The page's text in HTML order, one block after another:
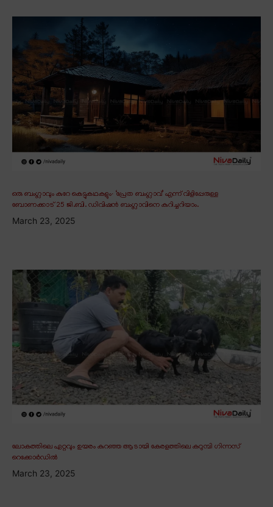
ഒരു ബംഗ്ലാവും കുറേ കെട്ടുകഥകളും∙ ‘പ്രേത ബംഗ്ലാവ്’ എന്ന് വിളിപ്പേരുള്ള
ബോണക്കാട് 25 ജി.ബി. ഡിവിഷൻ ബംഗ്ലാവിനെ കുറിച്ചറിയാം.
March 23, 2025
ലോകത്തിലെ ഏറ്റവും ഉയരം കുറഞ്ഞ ആടായി കേരളത്തിലെ കറുമ്പി ഗിന്നസ്
റെക്കോർഡിൽ
March 23, 2025